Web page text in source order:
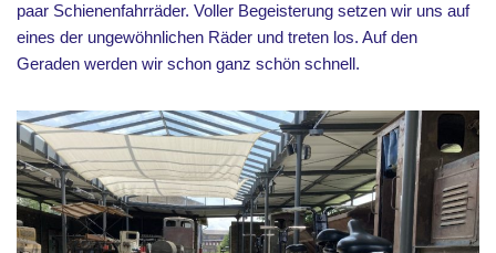
paar Schienenfahrräder. Voller Begeisterung setzen wir uns auf
eines der ungewöhnlichen Räder und treten los. Auf den
Geraden werden wir schon ganz schön schnell.